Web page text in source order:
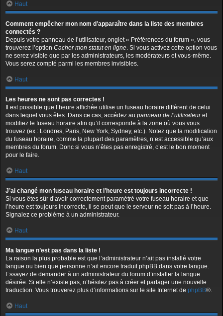
Haut
Comment empêcher mon nom d’apparaître dans la liste des membres
connectés ?
Depuis votre panneau de l’utilisateur, onglet « Préférences du forum », vous
trouverez l’option Cacher mon statut en ligne. Si vous activez cette option vous
ne serez visible que par les administrateurs, les modérateurs et vous-même.
Vous serez compté parmi les membres invisibles.
Haut
Les heures ne sont pas correctes !
Il est possible que l’heure affichée utilise un fuseau horaire différent de celui
dans lequel vous êtes. Dans ce cas, accédez au panneau de l’utilisateuret
modifiez le fuseau horaire afin qu’il corresponde à la zone où vous vous
trouvez (ex : Londres, Paris, New York, Sydney, etc.). Notez que la modification
du fuseau horaire, comme la plupart des paramètres, n’est accessible qu’aux
membres du forum. Donc si vous n’êtes pas enregistré, c’est le bon moment
pour le faire.
Haut
J’ai changé mon fuseau horaire et l’heure est toujours incorrecte !
Si vous êtes sûr d’avoir correctement paramétré votre fuseau horaire et que
l’heure est toujours incorrecte, il se peut que le serveur ne soit pas à l’heure.
Signalez ce problème à un administrateur.
Haut
Ma langue n’est pas dans la liste !
La raison la plus probable est que l’administrateur n’ait pas installé votre
langue ou bien que personne n’ait encore traduit phpBB dans votre langue.
Essayez de demander à un administrateur du forum d’installer la langue
désirée. Si elle n’existe pas, n’hésitez pas à créer et partager une nouvelle
traduction. Vous trouverez plus d’informations sur le site Internet de phpBB®.
Haut